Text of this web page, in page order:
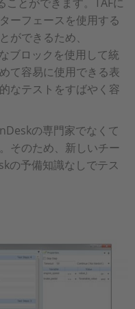
ーフェースを使用する
ができるため、
ブロックを使用して統
て容易に使用できる表
なテストをすばやく容
の専門家でなくて
そのため、新しいチー
の予備知識なしでテス